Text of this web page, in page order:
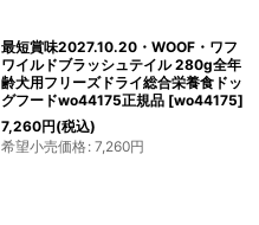
最短賞味2027.10.20・WOOF・ワフ
ワイルドブラッシュテイル 280g全年
齢犬用フリーズドライ総合栄養食ドッ
グフードwo44175正規品 [wo44175]
7,260円(税込)
希望小売価格: 7,260円